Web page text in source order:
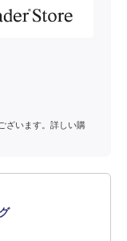
ざいます。詳しい購